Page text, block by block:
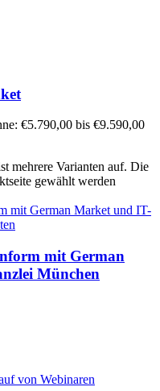
€5.790,00 bis €9.590,00
mehrere Varianten auf. Die
gewählt werden
mit German
München